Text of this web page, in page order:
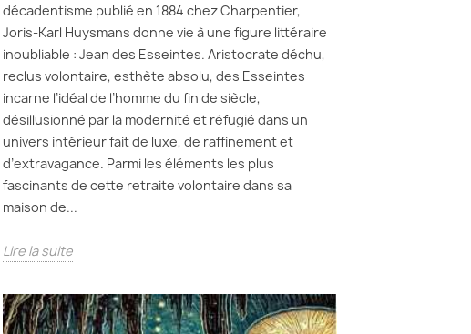
décadentisme publié en 1884 chez Charpentier,
Joris-Karl Huysmans donne vie à une figure littéraire
inoubliable : Jean des Esseintes. Aristocrate déchu,
reclus volontaire, esthète absolu, des Esseintes
incarne l’idéal de l’homme du fin de siècle,
désillusionné par la modernité et réfugié dans un
univers intérieur fait de luxe, de raffinement et
d’extravagance. Parmi les éléments les plus
fascinants de cette retraite volontaire dans sa
maison de...
Lire la suite